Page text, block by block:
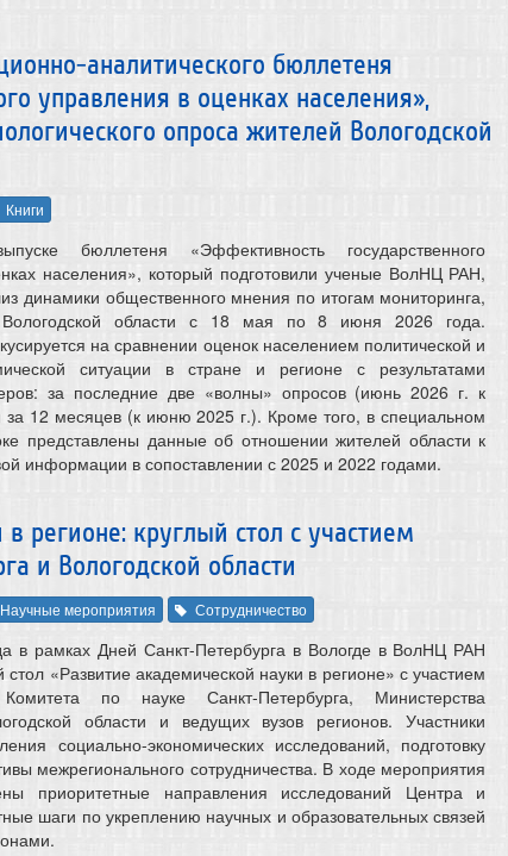
аналитического бюллетеня
управления в оценках населения»,
опроса жителей Вологодской
Книги
бюллетеня «Эффективность государственного
населения», который подготовили ученые ВолНЦ РАН,
динамики общественного мнения по итогам мониторинга,
Вологодской области с 18 мая по 8 июня 2026 года.
на сравнении оценок населением политической и
ситуации в стране и регионе с результатами
за последние две «волны» опросов (июнь 2026 г. к
12 месяцев (к июню 2025 г.). Кроме того, в специальном
представлены данные об отношении жителей области к
информации в сопоставлении с 2025 и 2022 годами.
регионе: круглый стол с участием
и Вологодской области
Научные мероприятия Сотрудничество
в рамках Дней Санкт-Петербурга в Вологде в ВолНЦ РАН
стол «Развитие академической науки в регионе» с участием
Комитета по науке Санкт‑Петербурга, Министерства
области и ведущих вузов регионов. Участники
социально-экономических исследований, подготовку
межрегионального сотрудничества. В ходе мероприятия
приоритетные направления исследований Центра и
шаги по укреплению научных и образовательных связей